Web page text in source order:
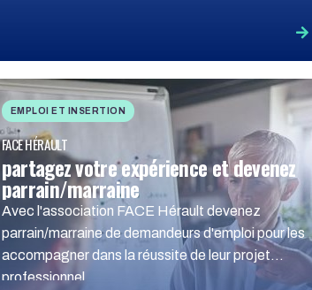
EMPLOI ET INSERTION
FACE HÉRAULT
partagez votre expérience et devenez
parrain/marraine
Avec l'association FACE Hérault devenez
parrain/marraine de demandeurs d'emploi pour les
accompagner dans la réussite de leur projet
professionnel